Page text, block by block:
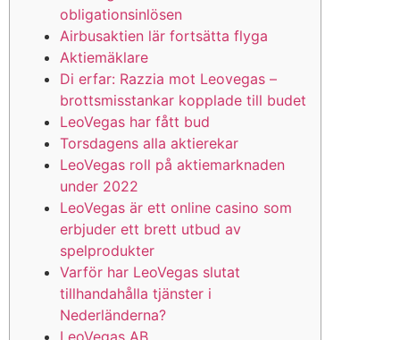
obligationsinlösen
Airbusaktien lär fortsätta flyga
Aktiemäklare
Di erfar: Razzia mot Leovegas –
brottsmisstankar kopplade till budet
LeoVegas har fått bud
Torsdagens alla aktierekar
LeoVegas roll på aktiemarknaden
under 2022
LeoVegas är ett online casino som
erbjuder ett brett utbud av
spelprodukter
Varför har LeoVegas slutat
tillhandahålla tjänster i
Nederländerna?